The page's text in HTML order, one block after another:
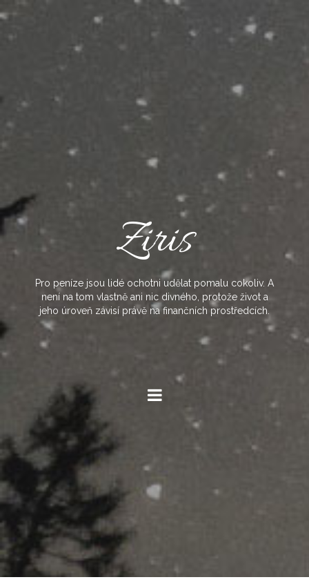
to
content
Ziris
Pro peníze jsou lidé ochotni udělat pomalu cokoliv. A
není na tom vlastně ani nic divného, protože život a
jeho úroveň závisí právě na finančních prostředcích.